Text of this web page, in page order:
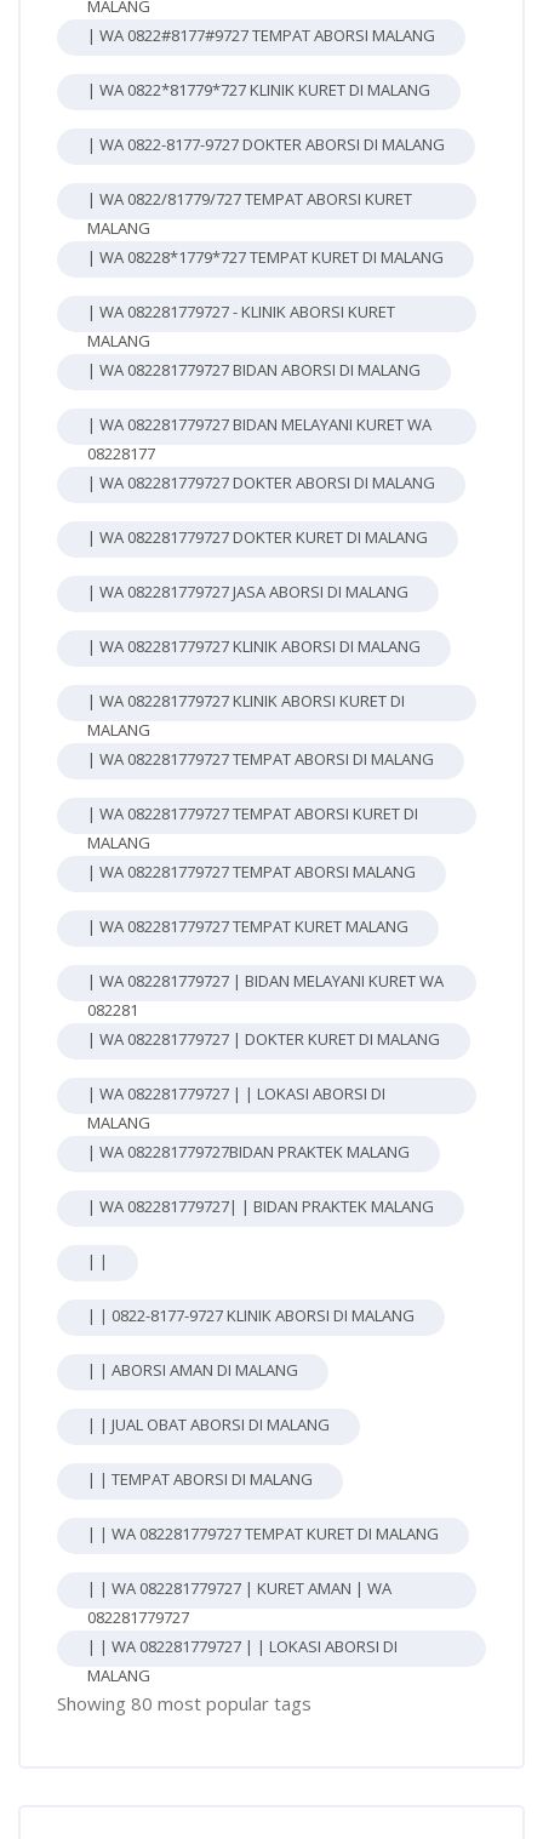
MALANG
| WA 0822#8177#9727 TEMPAT ABORSI MALANG
| WA 0822*81779*727 KLINIK KURET DI MALANG
| WA 0822-8177-9727 DOKTER ABORSI DI MALANG
| WA 0822/81779/727 TEMPAT ABORSI KURET
MALANG
| WA 08228*1779*727 TEMPAT KURET DI MALANG
| WA 082281779727 - KLINIK ABORSI KURET
MALANG
| WA 082281779727 BIDAN ABORSI DI MALANG
| WA 082281779727 BIDAN MELAYANI KURET WA
08228177
| WA 082281779727 DOKTER ABORSI DI MALANG
| WA 082281779727 DOKTER KURET DI MALANG
| WA 082281779727 JASA ABORSI DI MALANG
| WA 082281779727 KLINIK ABORSI DI MALANG
| WA 082281779727 KLINIK ABORSI KURET DI
MALANG
| WA 082281779727 TEMPAT ABORSI DI MALANG
| WA 082281779727 TEMPAT ABORSI KURET DI
MALANG
| WA 082281779727 TEMPAT ABORSI MALANG
| WA 082281779727 TEMPAT KURET MALANG
| WA 082281779727 | BIDAN MELAYANI KURET WA
082281
| WA 082281779727 | DOKTER KURET DI MALANG
| WA 082281779727 | | LOKASI ABORSI DI
MALANG
| WA 082281779727BIDAN PRAKTEK MALANG
| WA 082281779727| | BIDAN PRAKTEK MALANG
| |
| | 0822-8177-9727 KLINIK ABORSI DI MALANG
| | ABORSI AMAN DI MALANG
| | JUAL OBAT ABORSI DI MALANG
| | TEMPAT ABORSI DI MALANG
| | WA 082281779727 TEMPAT KURET DI MALANG
| | WA 082281779727 | KURET AMAN | WA
082281779727
| | WA 082281779727 | | LOKASI ABORSI DI
MALANG
Showing 80 most popular tags